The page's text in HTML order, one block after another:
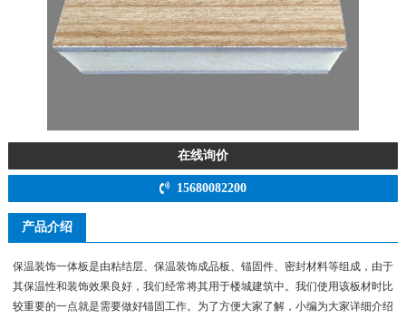
在线询价
15680082200
产品介绍
保温装饰一体板是由粘结层、保温装饰成品板、锚固件、密封材料等组成，由于
其保温性和装饰效果良好，我们经常将其用于楼城建筑中。我们使用该板材时比
较重要的一点就是需要做好锚固工作。为了方便大家了解，小编为大家详细介绍